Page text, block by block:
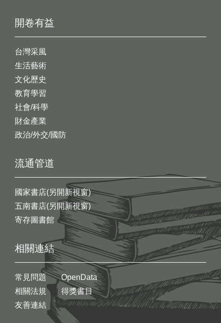
開卷有益
台灣采風
生活藝術
文化歷史
教育學習
社會/科學
財金產業
政治/外交/國防
流通管道
國家書店(另開新視窗)
五南書店(另開新視窗)
寄存圖書館
相關連結
常見問題
相關法規
友善連結
OpenData
得獎書目